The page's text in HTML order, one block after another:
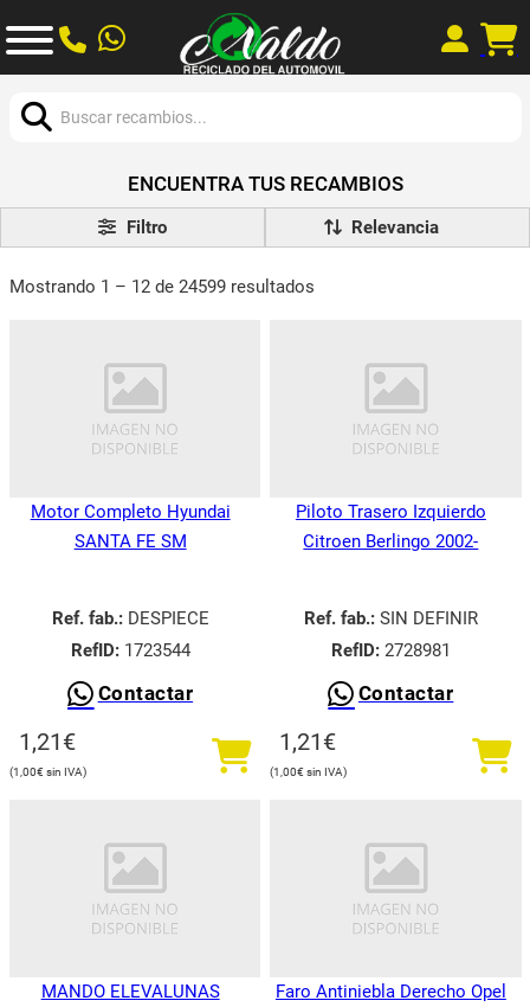
ENCUENTRA TUS RECAMBIOS
Filtro
Mostrando 1 – 12 de 24599 resultados
Motor Completo Hyundai
SANTA FE SM
Ref. fab.:DESPIECE
RefID:1723544
Contactar
1,21€
1,00€
Piloto Trasero Izquierdo
Citroen Berlingo 2002-
Ref. fab.:SIN DEFINIR
RefID:2728981
Contactar
1,21€
1,00€
MANDO ELEVALUNAS
Faro Antiniebla Derecho Opel